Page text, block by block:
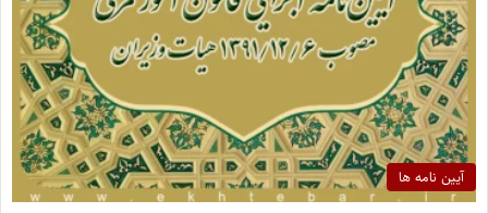
آیین نامه ها